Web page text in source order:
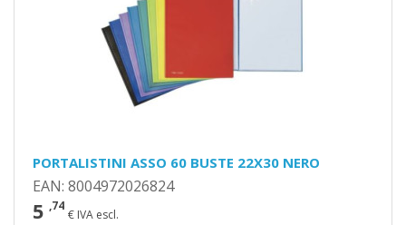
PORTALISTINI ASSO 60 BUSTE 22X30 NERO
EAN: 8004972026824
5 ,74
€ IVA escl.